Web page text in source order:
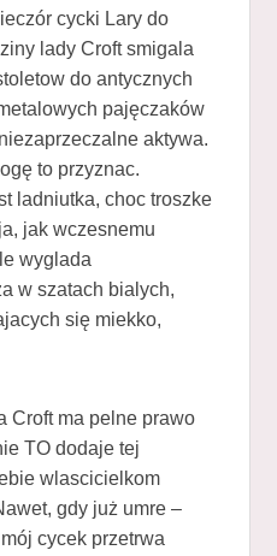
cycki Lary do
lady Croft smigala
do antycznych
pajęczaków
aktywa.
to przyznac.
ladniutka, choc troszke
jak wczesnemu
wyglada
w szatach bialych,
się miekko,
Croft ma pelne prawo
TO dodaje tej
wlascicielkom
gdy już umre –
cycek przetrwa